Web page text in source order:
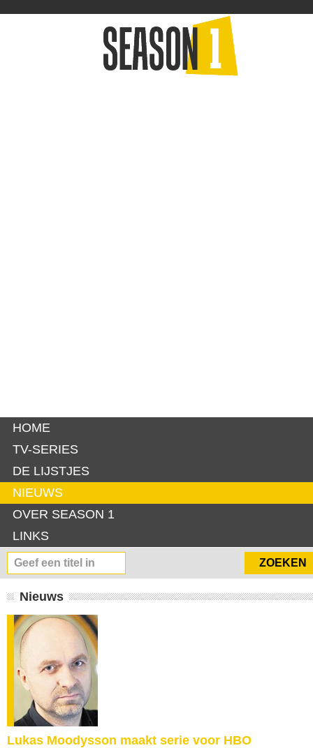
HOME
TV-SERIES
DE LIJSTJES
NIEUWS
OVER SEASON 1
LINKS
Nieuws
Lukas Moodysson maakt serie voor HBO